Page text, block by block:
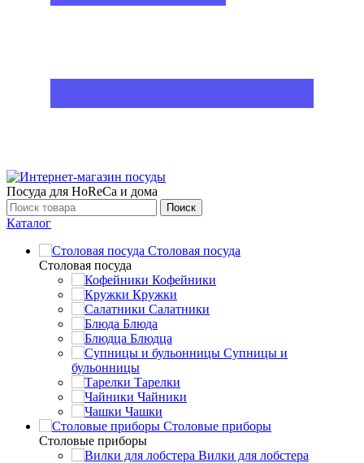
Посуда для HoReCa и дома
Поиск
Каталог
Столовая посуда
Столовая посуда
Кофейники
Кружки
Салатники
Блюда
Блюдца
Супницы и
бульонницы
Тарелки
Чайники
Чашки
Cтоловые приборы
Cтоловые приборы
Вилки для лобстера